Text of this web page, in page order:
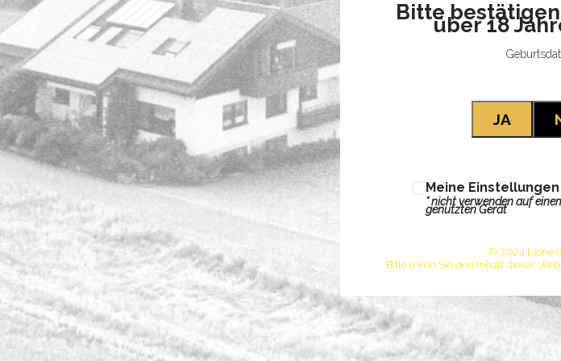
Bitte bestätigen
über 18
Meine
* nicht verwenden auf
genutzten Gerät
© 2024
Bitte teilen Sie den Inhalt dieser
Himbeer abonnieren